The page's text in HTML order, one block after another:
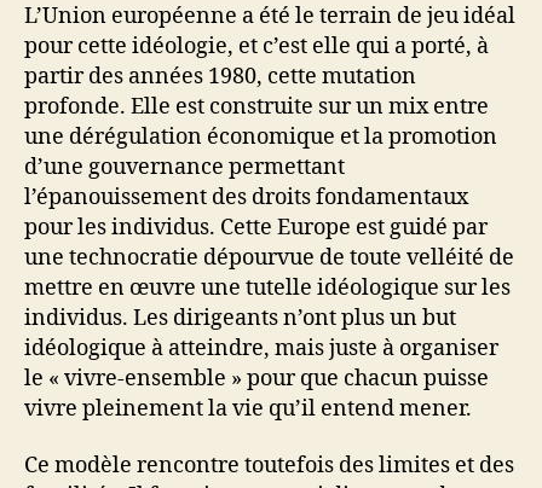
L’Union européenne a été le terrain de jeu idéal
pour cette idéologie, et c’est elle qui a porté, à
partir des années 1980, cette mutation
profonde. Elle est construite sur un mix entre
une dérégulation économique et la promotion
d’une gouvernance permettant
l’épanouissement des droits fondamentaux
pour les individus. Cette Europe est guidé par
une technocratie dépourvue de toute velléité de
mettre en œuvre une tutelle idéologique sur les
individus. Les dirigeants n’ont plus un but
idéologique à atteindre, mais juste à organiser
le « vivre-ensemble » pour que chacun puisse
vivre pleinement la vie qu’il entend mener.
Ce modèle rencontre toutefois des limites et des